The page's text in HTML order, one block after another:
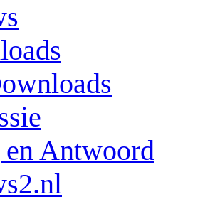
en Antwoord